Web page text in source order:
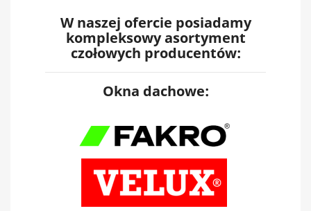
W naszej ofercie posiadamy
kompleksowy asortyment
czołowych producentów:
Okna dachowe: